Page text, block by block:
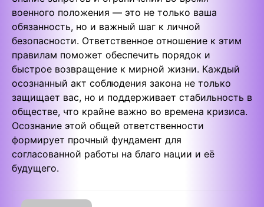
военного положения — это не только ваша
обязанность, но и важный шаг к личной
безопасности. Ответственное отношение к этим
правилам поможет обеспечить порядок и
быстрое возвращение к мирной жизни. Каждый
осознанный акт соблюдения закона не только
защищает вас, но и поддерживает стабильность в
обществе, что крайне важно во времена кризиса.
Осознание этой общей ответственности
формирует прочный фундамент для
согласованной работы на благо нации и её
будущего.